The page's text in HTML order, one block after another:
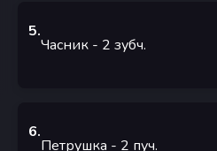
5.
Часник - 2 зубч.
6.
Петрушка - 2 пуч.